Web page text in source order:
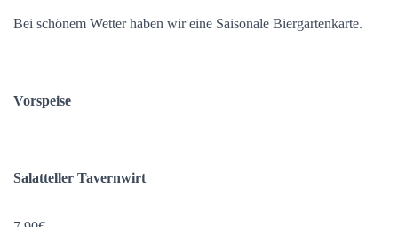
Bei schönem Wetter haben wir eine Saisonale Biergartenkarte.
Vorspeise
Salatteller Tavernwirt